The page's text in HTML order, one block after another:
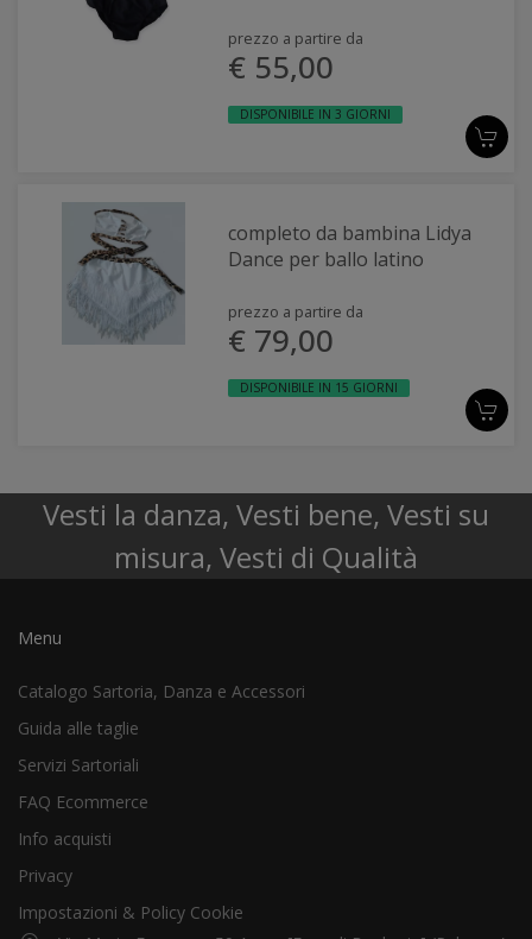
prezzo a partire da
€ 55,00
DISPONIBILE IN 3 GIORNI
completo da bambina Lidya
Dance per ballo latino
prezzo a partire da
€ 79,00
DISPONIBILE IN 15 GIORNI
Vesti la danza, Vesti bene, Vesti su
misura, Vesti di Qualità
Menu
Catalogo Sartoria, Danza e Accessori
Guida alle taglie
Servizi Sartoriali
FAQ Ecommerce
Info acquisti
Privacy
Impostazioni & Policy Cookie